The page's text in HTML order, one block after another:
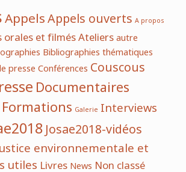
AppelsAppels ouverts A propos
orales et filmésAteliersautre
Bibliographies thématiques
presseConférencesCouscous
Documentaires
Formations Galerie Interviews
Josae2018-vidéos
environnementale et
utilesLivresNews Non classé